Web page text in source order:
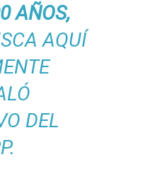
Construcción
Village
Preescolar
Vallarta
AÑOS,
AQUÍ
DEL